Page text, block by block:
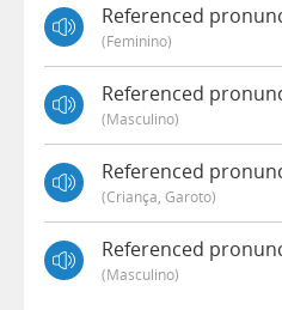
Referenced
(feminino)
Referenced
(masculino)
Referenced
(criança, Garoto)
Referenced
(masculino)